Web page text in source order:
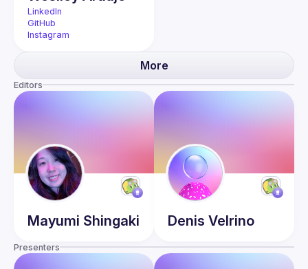
LinkedIn
GitHub
Instagram
More
Editors
Mayumi Shingaki Denis Velrino
Presenters